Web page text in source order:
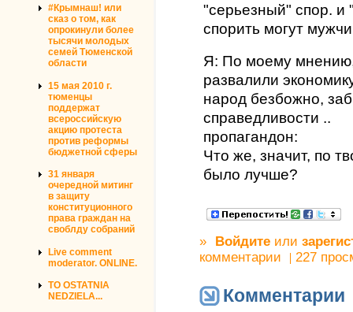
#Крымнаш! или
сказ о том, как
опрокинули более
тысячи молодых
семей Тюменской
области
15 мая 2010 г.
тюменцы
поддержат
всероссийскую
акцию протеста
против реформы
бюджетной сферы
31 января
очередной митинг
в защиту
конституционного
права граждан на
своблду собраний
Live comment
moderator. ONLINE.
TO OSTATNIA
NEDZIELA...
"серьезный" спор. и
спорить могут
Я: По моему
развалили
народ безбожно,
справедливости ..
пропагандон:
Что же, значит, по
было лучше?
» Войдите или
комментарии
227
Комментарии